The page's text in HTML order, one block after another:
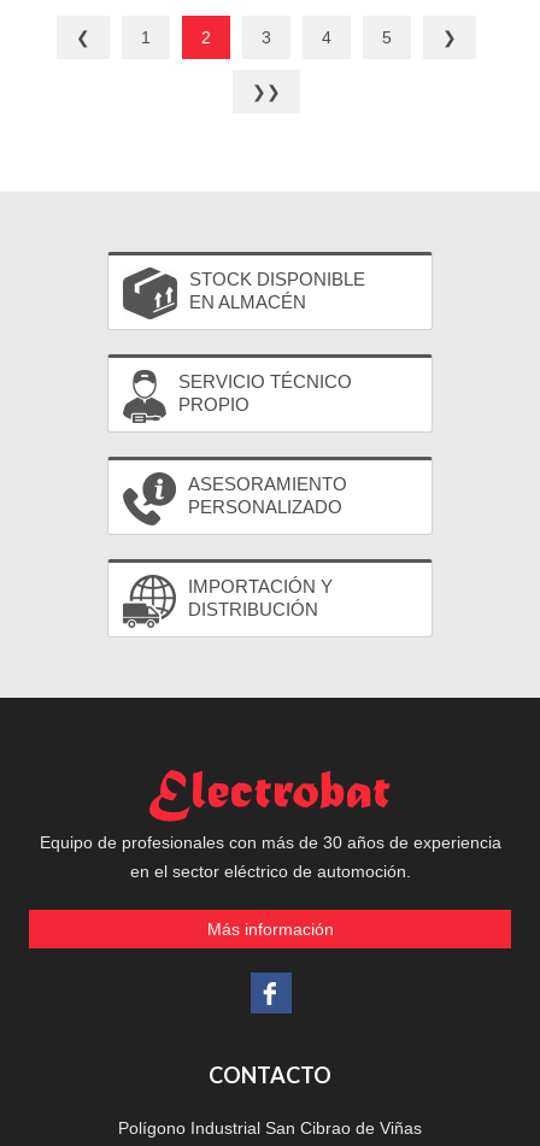
❮ 1 2 3 4 5 ❯
❯❯
STOCK DISPONIBLE
EN ALMACÉN
SERVICIO TÉCNICO
PROPIO
ASESORAMIENTO
PERSONALIZADO
IMPORTACIÓN Y
DISTRIBUCIÓN
Equipo de profesionales con más de 30 años de experiencia
en el sector eléctrico de automoción.
Más información
CONTACTO
Polígono Industrial San Cibrao de Viñas